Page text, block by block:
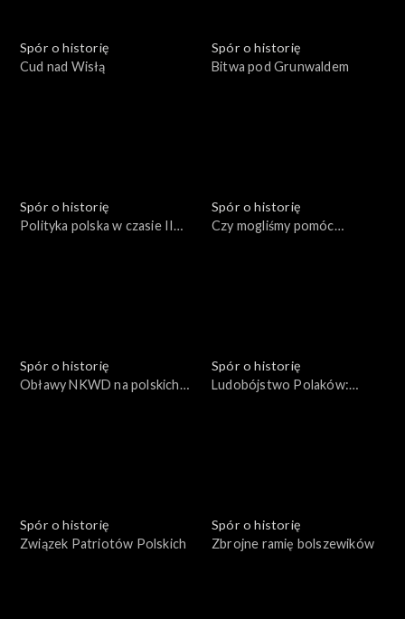
Spór o historię
Cud nad Wisłą
Spór o historię
Bitwa pod Grunwaldem
Spór o historię
Polityka polska w czasie II
Spór o historię
Czy mogliśmy pomóc
Spór o historię
Obławy NKWD na polskich
Spór o historię
Ludobójstwo Polaków:
Spór o historię
Związek Patriotów Polskich
Spór o historię
Zbrojne ramię bolszewików